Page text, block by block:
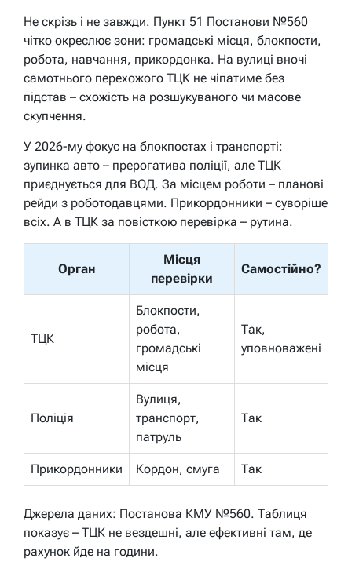
Не скрізь і не завжди. Пункт 51 Постанови №560
чітко окреслює зони: громадські місця, блокпости,
робота, навчання, прикордонка. На вулиці вночі
самотнього перехожого ТЦК не чіпатиме без
підстав – схожість на розшукуваного чи масове
скупчення.
У 2026-му фокус на блокпостах і транспорті:
зупинка авто – прерогатива поліції, але ТЦК
приєднується для ВОД. За місцем роботи – планові
рейди з роботодавцями. Прикордонники – суворіше
всіх. А в ТЦК за повісткою перевірка – рутина.
Орган
Місця
перевірки
Самостійно?
ТЦК
Блокпости,
робота,
громадські
місця
Так,
уповноважені
Поліція
Вулиця,
транспорт,
патруль
Так
Прикордонники Кордон, смуга Так
Джерела даних: Постанова КМУ №560. Таблиця
показує – ТЦК не вездешні, але ефективні там, де
рахунок йде на години.